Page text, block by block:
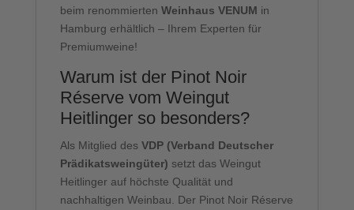
beim renommierten Weinhaus VENUM in
Hamburg erhältlich – Ihrem Experten für
Premiumweine!
Warum ist der Pinot Noir
Réserve vom Weingut
Heitlinger so besonders?
Als Mitglied des VDP (Verband Deutscher
Prädikatsweingüter) setzt das Weingut
Heitlinger auf höchste Qualität und
nachhaltigen Weinbau. Der Pinot Noir Réserve